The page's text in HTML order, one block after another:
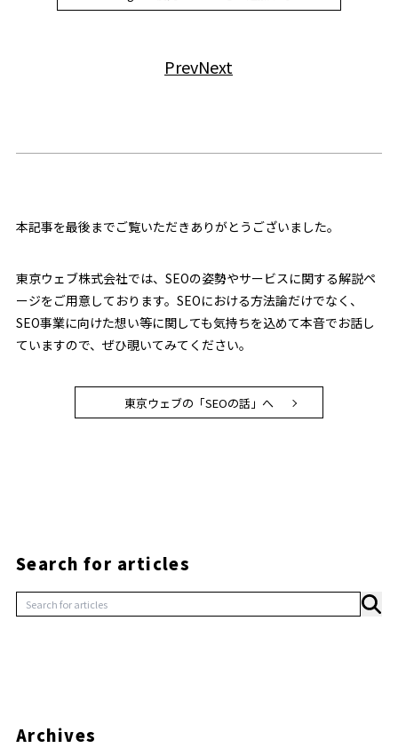
PrevNext
本記事を最後までご覧いただきありがとうございました。
東京ウェブ株式会社では、SEOの姿勢やサービスに関する解説ペ
ージをご用意しております。SEOにおける方法論だけでなく、
SEO事業に向けた想い等に関しても気持ちを込めて本音でお話し
ていますので、ぜひ覗いてみてください。
東京ウェブの「SEOの話」へ
Search for articles
Archives